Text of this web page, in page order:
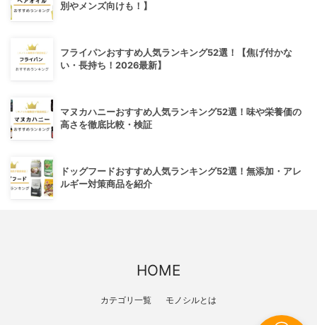
別やメンズ向けも！】
フライパンおすすめ人気ランキング52選！【焦げ付かな
い・長持ち！2026最新】
マヌカハニーおすすめ人気ランキング52選！味や栄養価の
高さを徹底比較・検証
ドッグフードおすすめ人気ランキング52選！無添加・アレ
ルギー対策商品を紹介
HOME
カテゴリ一覧 モノシルとは